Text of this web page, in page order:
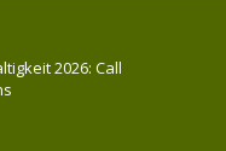
2026: Call